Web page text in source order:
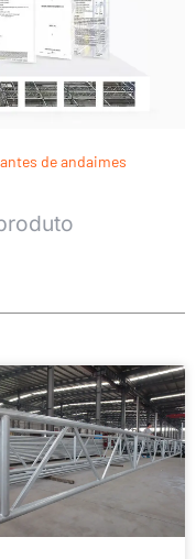
de andaimes